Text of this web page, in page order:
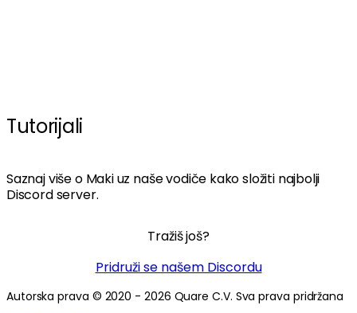
Tutorijali
Saznaj više o Maki uz naše vodiče kako složiti najbolji
Discord server.
Tražiš još?
Pridruži se našem Discordu
Autorska prava © 2020 - 2026 Quare C.V. Sva prava pridržana